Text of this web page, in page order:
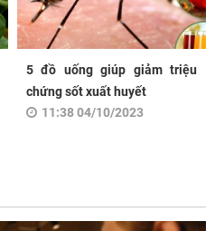
5 đồ uống giúp giảm triệu
chứng sốt xuất huyết
11:38 04/10/2023